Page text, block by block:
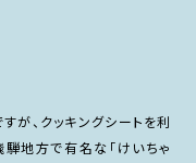
が、クッキングシートを利
地方で有名な「けいちゃ